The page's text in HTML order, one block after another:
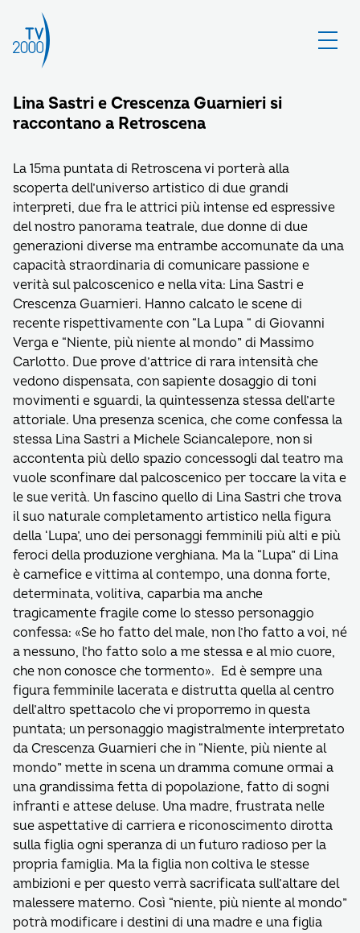
Lina Sastri e Crescenza Guarnieri si
raccontano a Retroscena
La 15ma puntata di Retroscena vi porterà alla
scoperta dell’universo artistico di due grandi
interpreti, due fra le attrici più intense ed espressive
del nostro panorama teatrale, due donne di due
generazioni diverse ma entrambe accomunate da una
capacità straordinaria di comunicare passione e
verità sul palcoscenico e nella vita: Lina Sastri e
Crescenza Guarnieri. Hanno calcato le scene di
recente rispettivamente con “La Lupa “ di Giovanni
Verga e “Niente, più niente al mondo” di Massimo
Carlotto. Due prove d’attrice di rara intensità che
vedono dispensata, con sapiente dosaggio di toni
movimenti e sguardi, la quintessenza stessa dell’arte
attoriale. Una presenza scenica, che come confessa la
stessa Lina Sastri a Michele Sciancalepore, non si
accontenta più dello spazio concessogli dal teatro ma
vuole sconfinare dal palcoscenico per toccare la vita e
le sue verità. Un fascino quello di Lina Sastri che trova
il suo naturale completamento artistico nella figura
della ‘Lupa’, uno dei personaggi femminili più alti e più
feroci della produzione verghiana. Ma la “Lupa” di Lina
è carnefice e vittima al contempo, una donna forte,
determinata, volitiva, caparbia ma anche
tragicamente fragile come lo stesso personaggio
confessa: «Se ho fatto del male, non l’ho fatto a voi, né
a nessuno, l’ho fatto solo a me stessa e al mio cuore,
che non conosce che tormento». Ed è sempre una
figura femminile lacerata e distrutta quella al centro
dell’altro spettacolo che vi proporremo in questa
puntata; un personaggio magistralmente interpretato
da Crescenza Guarnieri che in “Niente, più niente al
mondo” mette in scena un dramma comune ormai a
una grandissima fetta di popolazione, fatto di sogni
infranti e attese deluse. Una madre, frustrata nelle
sue aspettative di carriera e riconoscimento dirotta
sulla figlia ogni speranza di un futuro radioso per la
propria famiglia. Ma la figlia non coltiva le stesse
ambizioni e per questo verrà sacrificata sull’altare del
malessere materno. Così “niente, più niente al mondo”
potrà modificare i destini di una madre e una figlia